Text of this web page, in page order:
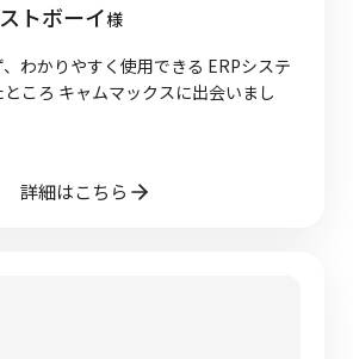
トボーイ様
わかりやすく使用できる ERPシステ
ころ キャムマックスに出会いまし
詳細はこちら